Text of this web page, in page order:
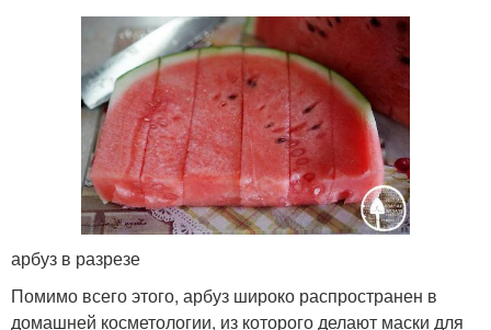
арбуз в разрезе
Помимо всего этого, арбуз широко распространен в
домашней косметологии, из которого делают маски для